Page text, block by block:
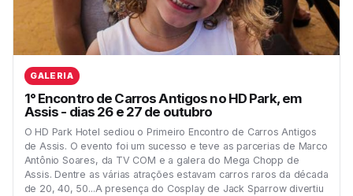
GALERIA
1° Encontro de Carros Antigos no HD Park, em
Assis - dias 26 e 27 de outubro
O HD Park Hotel sediou o Primeiro Encontro de Carros Antigos
de Assis. O evento foi um sucesso e teve as parcerias de Marco
Antônio Soares, da TV COM e a galera do Mega Chopp de
Assis. Dentre as várias atrações estavam carros raros da década
de 20, 40, 50...A presença do Cosplay de Jack Sparrow divertiu